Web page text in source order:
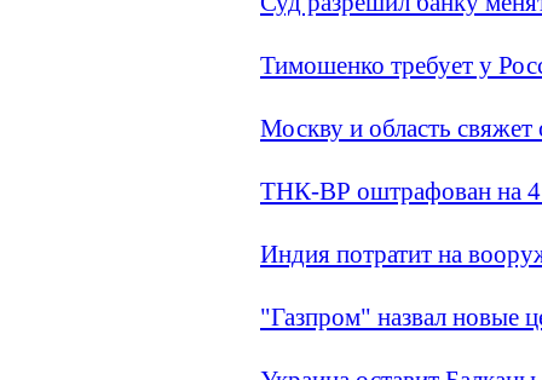
Тимошенко требует у
Москву и область
ТНК-ВР оштрафован на
Индия потратит на
"Газпром" назвал новые